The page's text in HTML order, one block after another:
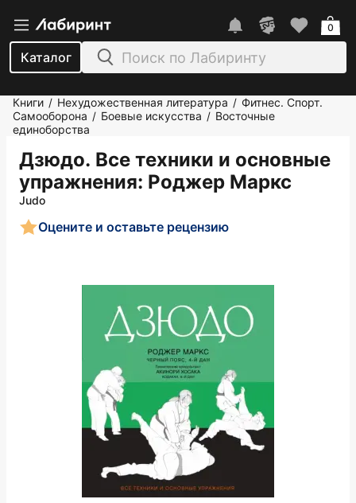
Каталог
0
Книги / Нехудожественная литература / Фитнес. Спорт.
Самооборона / Боевые искусства / Восточные
единоборства
Дзюдо. Все техники и основные
упражнения: Роджер Маркс
Judo
Оцените и оставьте рецензию